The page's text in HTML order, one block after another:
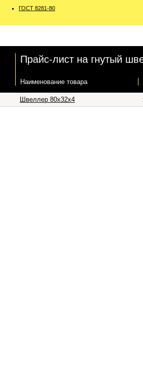
ГОСТ 8281-80
Прайс-лист на гнутый
Наименование товара
Швеллер 80х32х4